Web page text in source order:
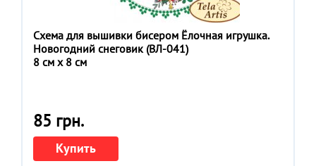
Схема для вышивки бисером Ёлочная игрушка.
Новогодний снеговик (ВЛ-041)
8 см x 8 см
85 грн.
Купить